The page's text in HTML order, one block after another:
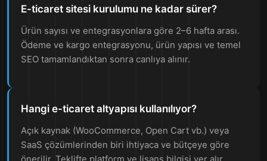
E-ticaret sitesi kurulumu ne kadar sürer?
Ürün sayısı ve entegrasyonlara göre 2–6 hafta arası.
Ödeme ve kargo entegrasyonu, ürün yapısı ve temel
SEO tamamlandıktan sonra canlıya alınır.
Hangi e-ticaret altyapısı kullanılıyor?
Açık kaynak (WooCommerce, Open Cart vb.) veya
SaaS çözümlerinden biri ihtiyaca ve bütçeye göre